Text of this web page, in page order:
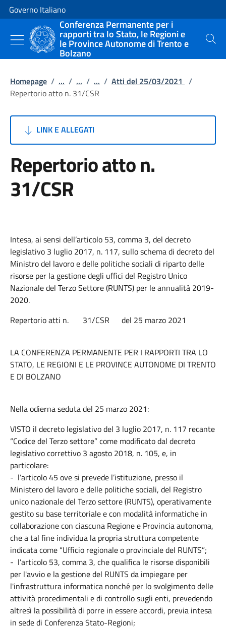
Vai al contenuto
Vai alla navigazione del sito
Governo Italiano
Conferenza Permanente per i
rapporti tra lo Stato, le Regioni e
le Province Autonome di Trento e
Bolzano
Cerca
Homepage / ... / ... / ... / Atti del 25/03/2021 /
Repertorio atto n. 31/CSR
LINK E ALLEGATI
Repertorio atto n.
31/CSR
Intesa, ai sensi dell’articolo 53, comma 3, del decreto
legislativo 3 luglio 2017, n. 117, sullo schema di decreto del
Ministro del lavoro e delle politiche sociali di riparto delle
risorse per la gestione degli uffici del Registro Unico
Nazionale del Terzo Settore (RUNTS) per le annualità 2019-
2020.
Repertorio atti n. 31/CSR del 25 marzo 2021
LA CONFERENZA PERMANENTE PER I RAPPORTI TRA LO
STATO, LE REGIONI E LE PROVINCE AUTONOME DI TRENTO
E DI BOLZANO
Nella odierna seduta del 25 marzo 2021:
VISTO il decreto legislativo del 3 luglio 2017, n. 117 recante
“Codice del Terzo settore” come modificato dal decreto
legislativo correttivo 3 agosto 2018, n. 105, e, in
particolare:
- l’articolo 45 ove si prevede l’istituzione, presso il
Ministero del lavoro e delle politiche sociali, del Registro
unico nazionale del Terzo settore (RUNTS), operativamente
gestito su base territoriale e con modalità informatiche in
collaborazione con ciascuna Regione e Provincia autonoma,
che a tal fine individua la propria struttura competente
indicata come “Ufficio regionale o provinciale del RUNTS”;
- l’articolo 53, comma 3, che qualifica le risorse disponibili
per l'avvio e la gestione del RUNTS da impiegare per
l'infrastruttura informatica nonché per lo svolgimento delle
attività procedimentali e di controllo sugli enti, prevedendo
altresì la possibilità di porre in essere accordi, previa intesa
in sede di Conferenza Stato-Regioni;